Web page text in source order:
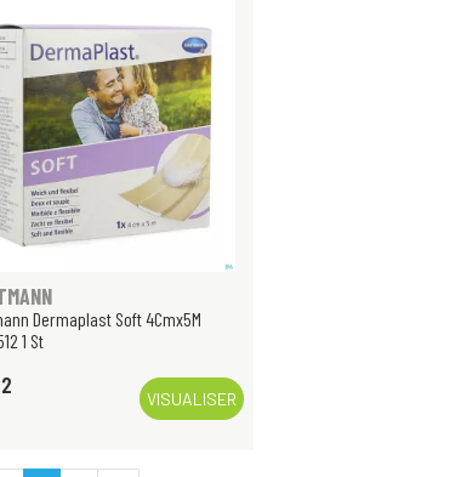
Dermaplast Soft 4Cmx5M
1 St
VISUALISER